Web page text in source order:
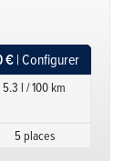
€| Configurer
5.3 l / 100 km
5 places